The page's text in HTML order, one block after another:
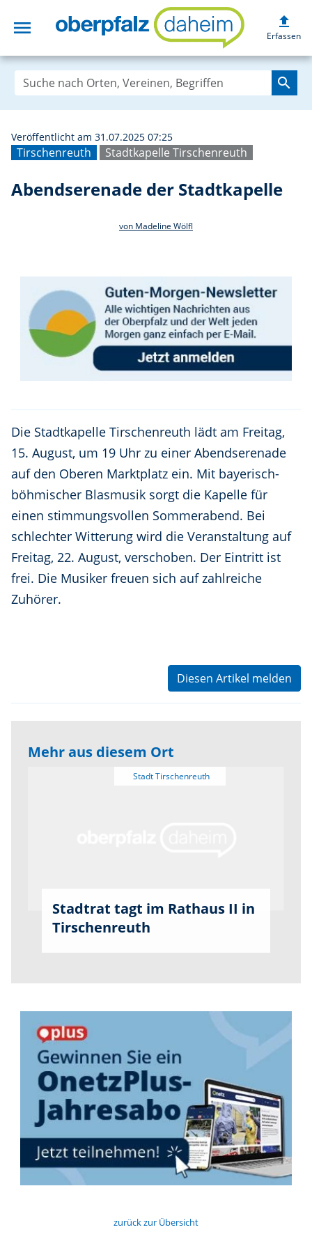
menu upload
Erfassen
search
Tirschenreuth Stadtkapelle Tirschenreuth
Veröffentlicht am 31.07.2025 07:25
Abendserenade der Stadtkapelle
von Madeline Wölfl
Die Stadtkapelle Tirschenreuth lädt am Freitag,
15. August, um 19 Uhr zu einer Abendserenade
auf den Oberen Marktplatz ein. Mit bayerisch-
böhmischer Blasmusik sorgt die Kapelle für
einen stimmungsvollen Sommerabend. Bei
schlechter Witterung wird die Veranstaltung auf
Freitag, 22. August, verschoben. Der Eintritt ist
frei. Die Musiker freuen sich auf zahlreiche
Zuhörer.
Diesen Artikel melden
Mehr aus diesem Ort
Stadt Tirschenreuth
Stadtrat tagt im Rathaus II in
Tirschenreuth
zurück zur Übersicht